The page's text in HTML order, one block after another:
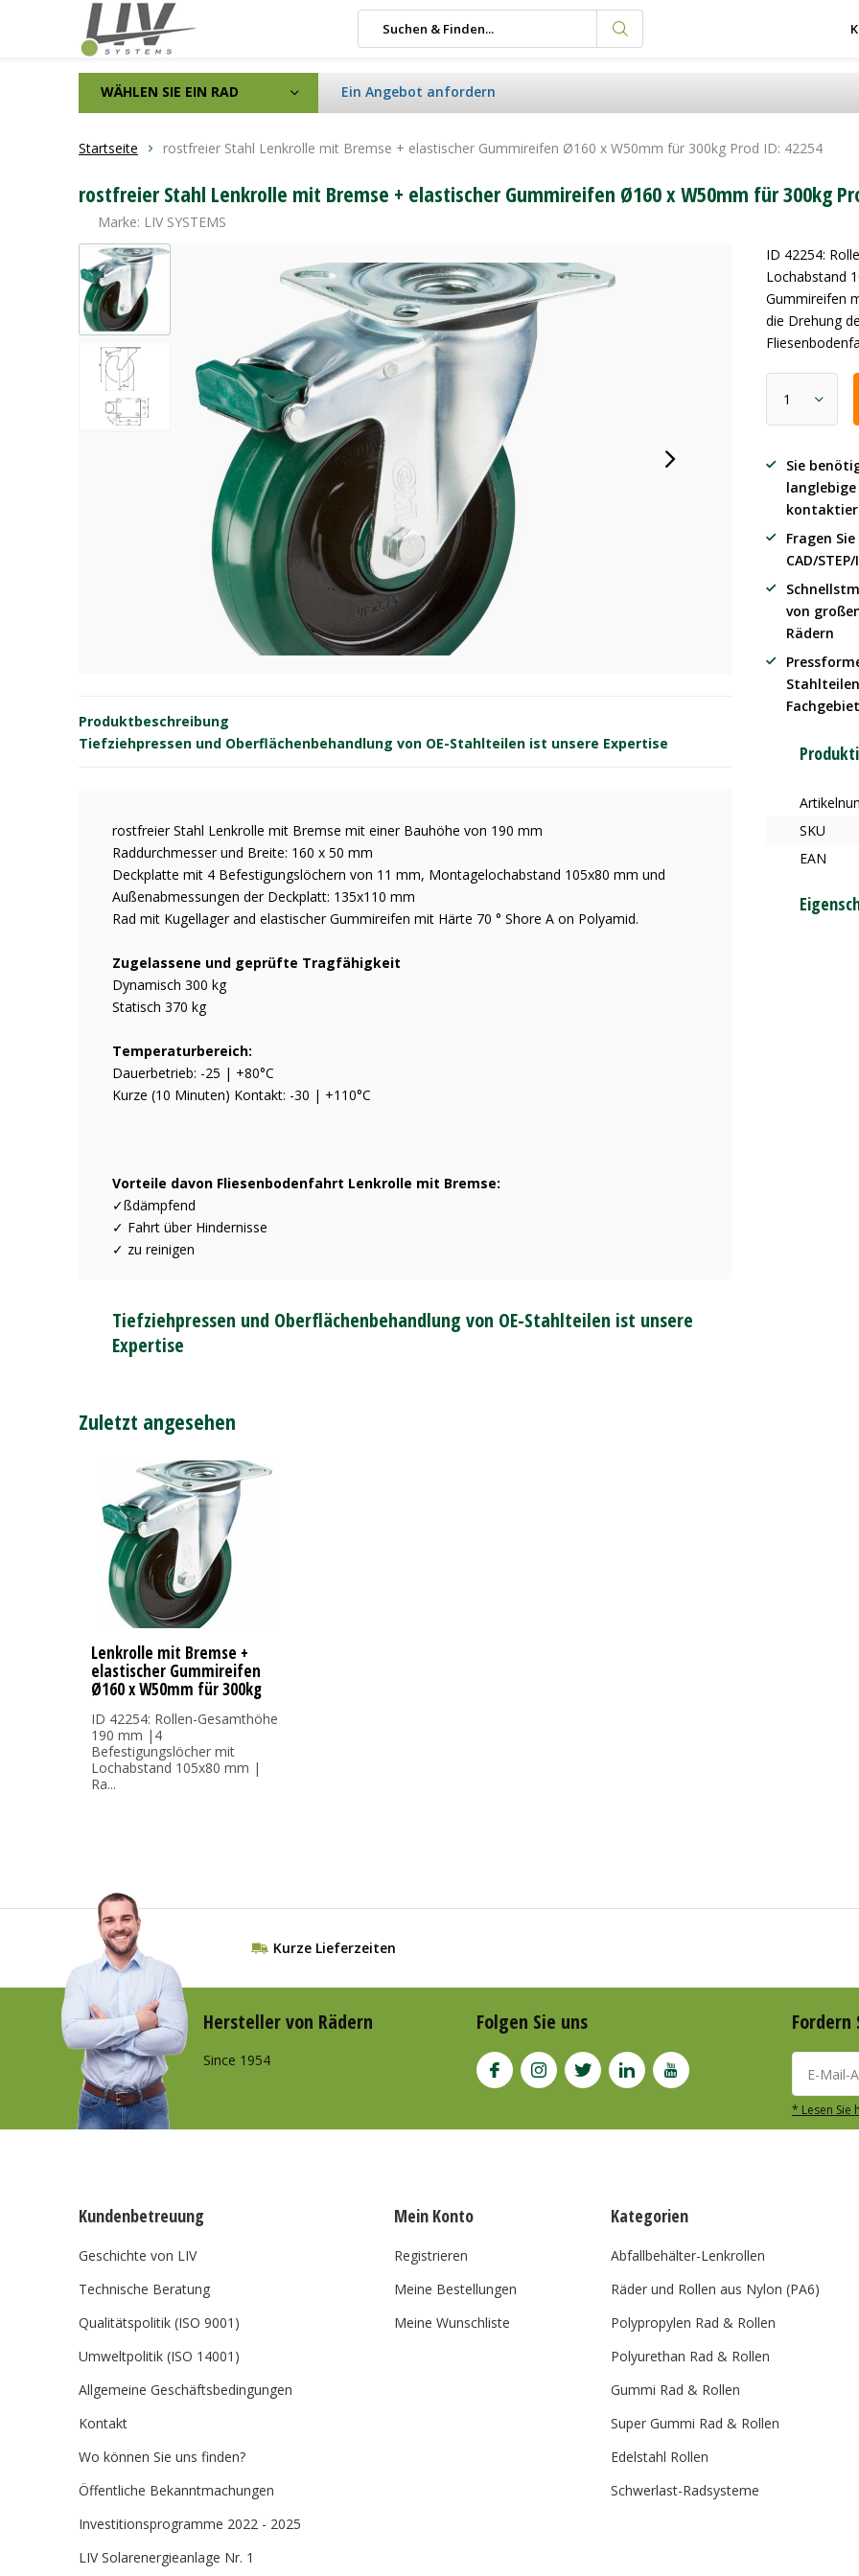
WÄHLEN SIE EIN RAD Ein Angebot anfordern
Startseite rostfreier Stahl Lenkrolle mit Bremse + elastischer Gummireifen Ø160 x W50mm für 300kg Prod ID: 42254
rostfreier Stahl Lenkrolle mit Bremse + elastischer Gummireifen Ø160 x W50mm für 300kg
Marke: LIV SYSTEMS
Produktbeschreibung
Tiefziehpressen und Oberflächenbehandlung von OE-Stahlteilen ist unsere Expertise
rostfreier Stahl Lenkrolle mit Bremse mit einer Bauhöhe von 190 mm
Raddurchmesser und Breite: 160 x 50 mm
Deckplatte mit 4 Befestigungslöchern von 11 mm, Montagelochabstand 105x80 mm und
Außenabmessungen der Deckplatt: 135x110 mm
Rad mit Kugellager and elastischer Gummireifen mit Härte 70 ° Shore A on Polyamid.
Zugelassene und geprüfte Tragfähigkeit
Dynamisch 300 kg
Statisch 370 kg
Temperaturbereich:
Dauerbetrieb: -25 | +80°C
Kurze (10 Minuten) Kontakt: -30 | +110°C
Vorteile davon Fliesenbodenfahrt Lenkrolle mit Bremse:
✓ßdämpfend
✓ Fahrt über Hindernisse
✓ zu reinigen
Tiefziehpressen und Oberflächenbehandlung von OE-Stahlteilen ist unsere
Expertise
ID 42254:
Lochabstand
Gummireifen
die Drehung
Sie
langlebige
Fragen
CAD/
von
Rädern
Fachgebiet
SKU
EAN
Zuletzt angesehen
Lenkrolle mit Bremse +
elastischer Gummireifen
Ø160 x W50mm für 300kg
ID 42254: Rollen-Gesamthöhe
190 mm |4
Befestigungslöcher mit
Lochabstand 105x80 mm |
Ra...
Kurze Lieferzeiten
Hersteller von Rädern
Since 1954
Folgen Sie uns Fordern
* Lesen Sie
Kundenbetreuung
Geschichte von LIV
Technische Beratung
Qualitätspolitik (ISO 9001)
Umweltpolitik (ISO 14001)
Allgemeine Geschäftsbedingungen
Kontakt
Wo können Sie uns finden?
Öffentliche Bekanntmachungen
Investitionsprogramme 2022 - 2025
LIV Solarenergieanlage Nr. 1
Mein Konto
Registrieren
Meine Bestellungen
Meine Wunschliste
Kategorien
Abfallbehälter-Lenkrollen
Räder und Rollen aus Nylon (PA6)
Polypropylen Rad & Rollen
Polyurethan Rad & Rollen
Gummi Rad & Rollen
Super Gummi Rad & Rollen
Edelstahl Rollen
Schwerlast-Radsysteme